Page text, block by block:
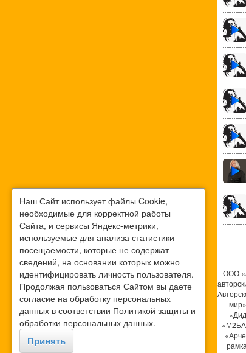
ООО
Наш Сайт использует файлы Cookie,
необходимые для корректной работы
Сайта, и сервисы Яндекс-метрики,
используемые для анализа статистики
посещаемости, которые не содержат
сведений, на основании которых можно
идентифицировать личность пользователя.
Продолжая пользоваться Сайтом вы даете
согласие на обработку персональных
данных в соответствии Политикой защиты и
обработки персональных данных.
Принять